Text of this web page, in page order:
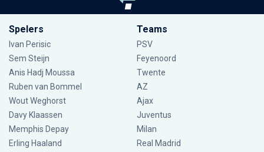
Spelers
Ivan Perisic
Sem Steijn
Anis Hadj Moussa
Ruben van Bommel
Wout Weghorst
Davy Klaassen
Memphis Depay
Erling Haaland
Teams
PSV
Feyenoord
Twente
AZ
Ajax
Juventus
Milan
Real Madrid